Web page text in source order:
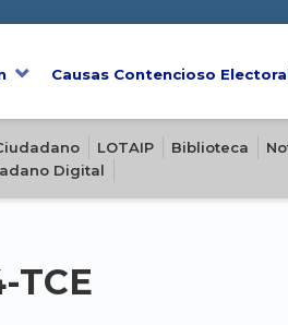
Causas Contencioso
LOTAIP Biblioteca
Digital
TCE